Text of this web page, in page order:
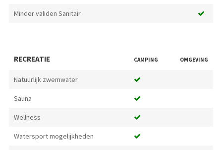
Minder validen Sanitair
RECREATIE CAMPING OMGEVING
Natuurlijk zwemwater
Sauna
Wellness
Watersport mogelijkheden